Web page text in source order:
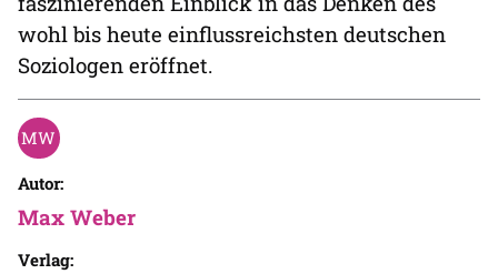
wohl bis heute einflussreichsten deutschen
Soziologen eröffnet.
Autor:
Max Weber
Verlag: